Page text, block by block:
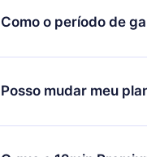
Como o período de
Você pode baixar nosso
motivo não ficar
equipe de suporte
Posso mudar meu
Sim, mas a mudança só
exemplo, se você